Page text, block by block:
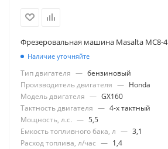
Фрезеровальная машина Masalta МС8-4
Наличие уточняйте
Тип двигателя — бензиновый
Производитель двигателя — Honda
Модель двигателя — GX160
Тактность двигателя — 4-х тактный
Мощность, л.с. — 5,5
Емкость топливного бака, л — 3,1
Расход топлива, л/час — 1,4